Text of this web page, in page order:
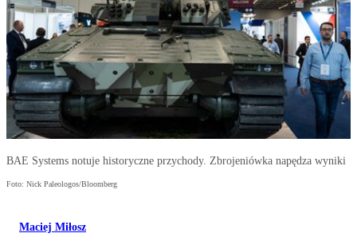
BAE Systems notuje historyczne przychody. Zbrojeniówka napędza wyniki
Foto: Nick Paleologos/Bloomberg
Maciej Miłosz